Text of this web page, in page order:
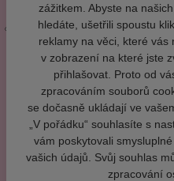
zážitkem. Abyste na
hledáte, ušetřili spoustu
reklamy na věci, které vás
v zobrazení na které jste
přihlašovat. Proto od
zpracováním souborů
se dočasně ukládají ve
„V pořádku“ souhlasíte s
vám poskytovali
vašich údajů. Svůj souhlas
zpracování